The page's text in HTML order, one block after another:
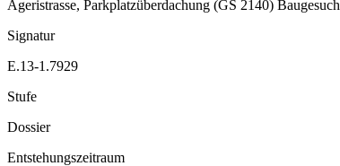
Ägeristrasse, Parkplatzüberdachung (GS 2140) Baugesuch
Signatur
E.13-1.7929
Stufe
Dossier
Entstehungszeitraum